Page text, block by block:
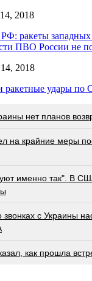
2018
ракеты западных
ПВО России не
2018
ракетные удары
нет планов
на крайние меры
именно так". В
с Украины
как прошла